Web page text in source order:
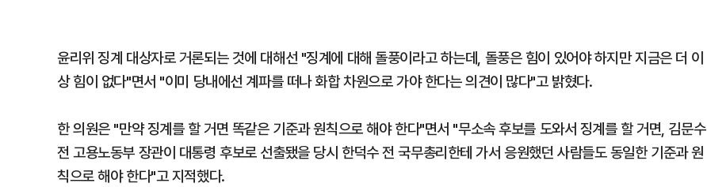
윤리위 징계 대상자로 거론되는 것에 대해선 "징계에 대해 돌풍이라고 하는데, 돌풍은 힘이 있어야 하지만 지금은 더 이
상 힘이 없다"면서 "이미 당내에선 계파를 떠나 화합 차원으로 가야 한다는 의견이 많다"고 밝혔다.
한 의원은 "만약 징계를 할 거면 똑같은 기준과 원칙으로 해야 한다"면서 "무소속 후보를 도와서 징계를 할 거면, 김문수
전 고용노동부 장관이 대통령 후보로 선출됐을 당시 한덕수 전 국무총리한테 가서 응원했던 사람들도 동일한 기준과 원
칙으로 해야 한다"고 지적했다.